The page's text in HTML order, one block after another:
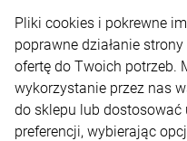
Pliki cookies i pokrewne
poprawne działanie
ofertę do Twoich potrzeb.
wykorzystanie przez nas
do sklepu lub
preferencji, wybierając